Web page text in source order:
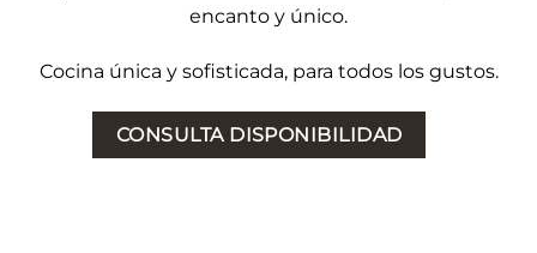
encanto y único.
Cocina única y sofisticada, para todos los gustos.
CONSULTA DISPONIBILIDAD